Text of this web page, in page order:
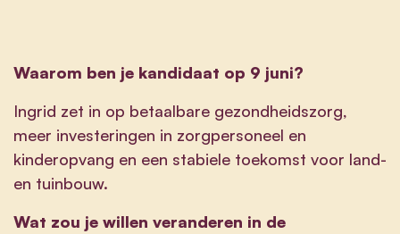
Waarom ben je kandidaat op 9 juni?
Ingrid zet in op betaalbare gezondheidszorg,
meer investeringen in zorgpersoneel en
kinderopvang en een stabiele toekomst voor land-
en tuinbouw.
Wat zou je willen veranderen in de